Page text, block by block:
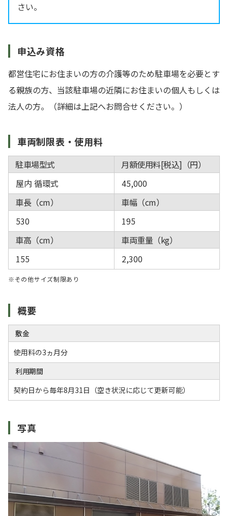
さい。
申込み資格
都営住宅にお住まいの方の介護等のため駐車場を必要とす
る親族の方、当該駐車場の近隣にお住まいの個人もしくは
法人の方。（詳細は上記へお問合せください。）
車両制限表・使用料
駐車場型式
月額使用料[税込]（円）
屋内 循環式
45,000
車長（cm）
車幅（cm）
530
195
車高（cm）
車両重量（kg）
155
2,300
※その他サイズ制限あり
概要
敷金
使用料の3ヵ月分
利用期間
契約日から毎年8月31日（空き状況に応じて更新可能）
写真